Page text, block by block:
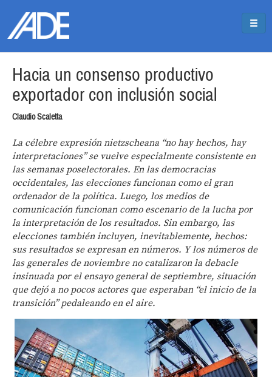
Hacia un consenso productivo
exportador con inclusión social
Claudio Scaletta
La célebre expresión nietzscheana “no hay hechos, hay
interpretaciones” se vuelve especialmente consistente en
las semanas poselectorales. En las democracias
occidentales, las elecciones funcionan como el gran
ordenador de la política. Luego, los medios de
comunicación funcionan como escenario de la lucha por
la interpretación de los resultados. Sin embargo, las
elecciones también incluyen, inevitablemente, hechos:
sus resultados se expresan en números. Y los números de
las generales de noviembre no catalizaron la debacle
insinuada por el ensayo general de septiembre, situación
que dejó a no pocos actores que esperaban “el inicio de la
transición” pedaleando en el aire.